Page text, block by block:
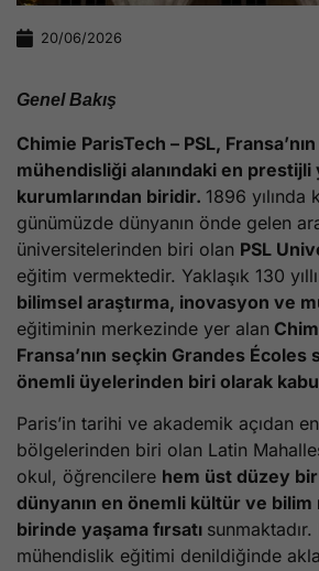
20/06/2026
Genel Bakış
Chimie ParisTech – PSL,
mühendisliği alanındaki en
kurumlarından biridir. 1896 yılında
günümüzde dünyanın önde gelen
üniversitelerinden biri olan PSL
eğitim vermektedir. Yaklaşık 130
bilimsel araştırma, inovasyon ve
eğitiminin merkezinde yer alan
Fransa’nın seçkin Grandes Écoles
önemli üyelerinden biri olarak
Paris’in tarihi ve akademik açıdan
bölgelerinden biri olan Latin
okul, öğrencilere hem üst düzey
dünyanın en önemli kültür ve
birinde yaşama fırsatı sunmaktadır.
mühendislik eğitimi denildiğinde